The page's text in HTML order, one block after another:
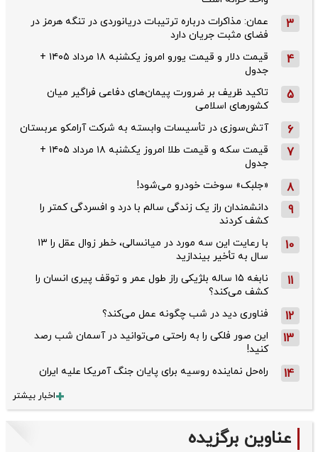
3
عمان: مذاکرات درباره ترتیبات دریانوردی در تنگه هرمز در
فضای مثبت جریان دارد
4
قیمت دلار و قیمت یورو امروز یکشنبه ۱۸ مرداد ۱۴۰۵ +
جدول
5
تاکید ظریف بر ضرورت پیمان‌های دفاعی فراگیر میان
کشورهای اسلامی
6 آتش‌سوزی در تأسیسات وابسته به شرکت آرامکو عربستان
7
قیمت سکه و قیمت طلا امروز یکشنبه ۱۸ مرداد ۱۴۰۵ +
جدول
8 «جلبک» سوخت خودرو می‌شود!
9
دانشمندان راز یک زندگی سالم با درد و افسردگی کمتر را
کشف کردند
10
با رعایت این سه مورد در میانسالی، خطر زوال عقل را ۱۳
سال به تأخیر بیندازید
11
نابغه ۱۵ ساله بلژیکی راز طول عمر و توقف پیری انسان را
کشف می‌کند؟
12 فناوری دید در شب چگونه عمل می‌کند؟
13
این صور فلکی را به راحتی می‌توانید در آسمان شب رصد
کنید!
14 راه‌حل نماینده روسیه برای پایان جنگ آمریکا علیه ایران
اخبار بیشتر
عناوین برگزیده